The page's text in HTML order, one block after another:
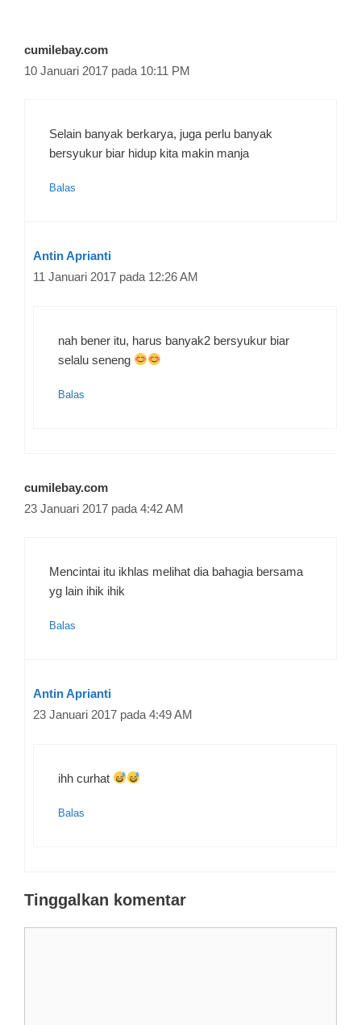
cumilebay.com
10 Januari 2017 pada 10:11 PM
Selain banyak berkarya, juga perlu banyak
bersyukur biar hidup kita makin manja
Balas
Antin Aprianti
11 Januari 2017 pada 12:26 AM
nah bener itu, harus banyak2 bersyukur biar
selalu seneng
Balas
cumilebay.com
23 Januari 2017 pada 4:42 AM
Mencintai itu ikhlas melihat dia bahagia bersama
yg lain ihik ihik
Balas
Antin Aprianti
23 Januari 2017 pada 4:49 AM
ihh curhat
Balas
Tinggalkan komentar